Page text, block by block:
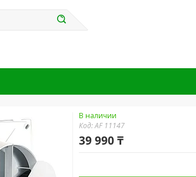
В наличии
Код:AF 11147
39 990 ₸